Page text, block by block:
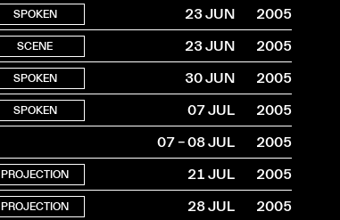
SPOKEN 23 JUN
2005
SCENE 23 JUN
2005
SPOKEN 30 JUN
2005
SPOKEN 07 JUL
2005
07 – 08 JUL
2005
PROJECTION 21 JUL
2005
PROJECTION 28 JUL
2005